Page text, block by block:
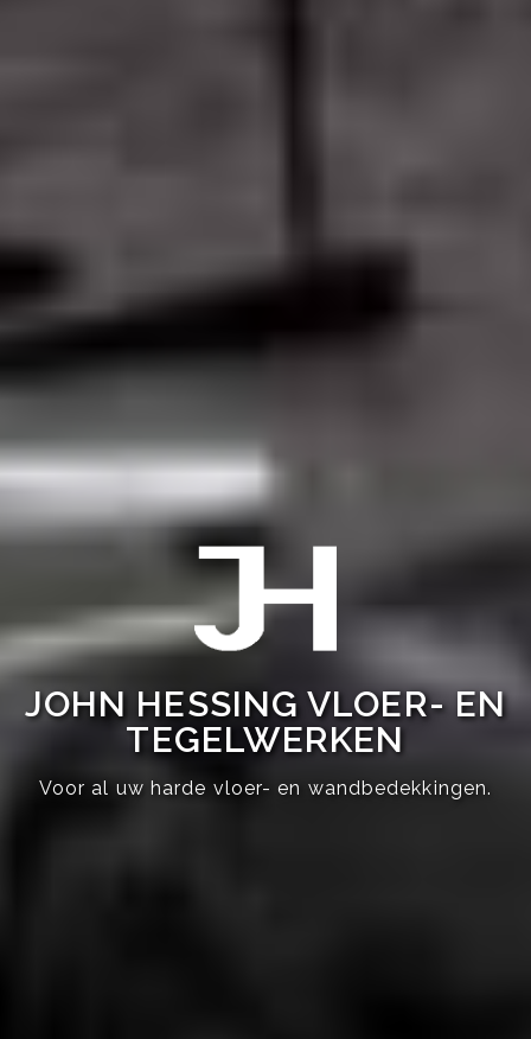
JOHN HESSING VLOER- EN
TEGELWERKEN
Voor al uw harde vloer- en wandbedekkingen.